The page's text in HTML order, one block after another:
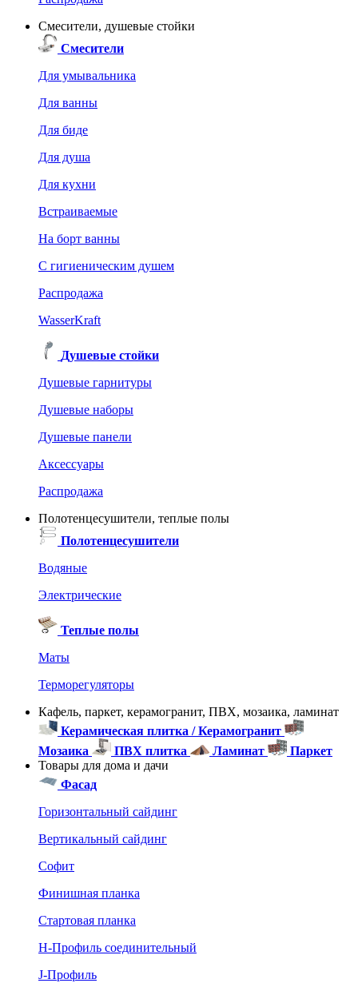
Смесители, душевые стойки
Смесители
Для умывальника
Для ванны
Для биде
Для душа
Для кухни
Встраиваемые
На борт ванны
C гигиеническим душем
Распродажа
WasserKraft
Душевые стойки
Душевые гарнитуры
Душевые наборы
Душевые панели
Аксессуары
Распродажа
Полотенцесушители, теплые полы
Полотенцесушители
Водяные
Электрические
Теплые полы
Маты
Терморегуляторы
Кафель, паркет, керамогранит, ПВХ, мозаика, ламинат
Керамическая плитка / Керамогранит
Мозаика
ПВХ плитка Ламинат
Паркет
Товары для дома и дачи
Фасад
Горизонтальный сайдинг
Вертикальный сайдинг
Софит
Финишная планка
Стартовая планка
Н-Профиль соединительный
J-Профиль